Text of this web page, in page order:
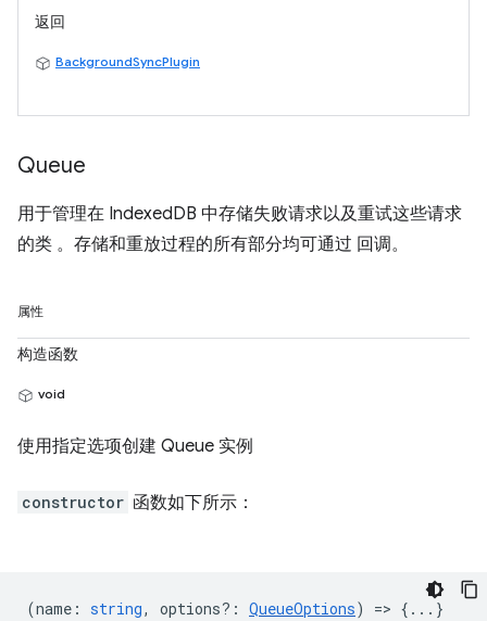
返回
BackgroundSyncPlugin
Queue
用于管理在 IndexedDB 中存储失败请求以及重试这些请求
的类 。存储和重放过程的所有部分均可通过 回调。
属性
构造函数
void
使用指定选项创建 Queue 实例
constructor 函数如下所示：
(name : string, options? : QueueOptions) => {...}